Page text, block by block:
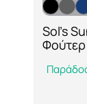
Sol’s
Η